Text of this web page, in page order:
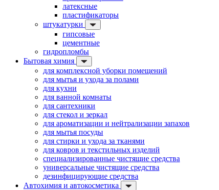
латексные
пластификаторы
штукатурки
гипсовые
цементные
гидропломбы
Бытовая химия
для комплексной уборки помещений
для мытья и ухода за полами
для кухни
для ванной комнаты
для сантехники
для стекол и зеркал
для ароматизации и нейтрализации запахов
для мытья посуды
для стирки и ухода за тканями
для ковров и текстильных изделий
специализированные чистящие средства
универсальные чистящие средства
дезинфицирующие средства
Автохимия и автокосметика